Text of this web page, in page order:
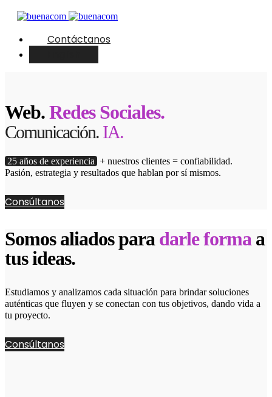
Contáctanos
Web.Redes Sociales.
Comunicación. IA.
25 años de experiencia + nuestros clientes = confiabilidad.
Pasión, estrategia y resultados que hablan por sí mismos.
Consúltanos
Somos aliados para darle forma a
tus ideas.
Estudiamos y analizamos cada situación para brindar soluciones
auténticas que fluyen y se conectan con tus objetivos, dando vida a
tu proyecto.
Consúltanos